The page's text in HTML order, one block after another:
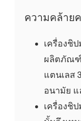
ความคล้าย
เครื่องชิ
ผลิตภัณฑ์
แตนเลส
อนามัย
เครื่องชิ